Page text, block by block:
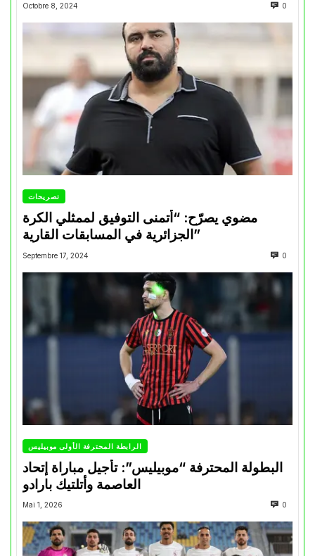
Octobre 8, 2024 0
تصريحات
مضوي يصرّح: “أتمنى التوفيق لممثلي الكرة
الجزائرية في المسابقات القارية”
Septembre 17, 2024 0
الرابطة المحترفة الأولى موبيليس
البطولة المحترفة “موبيليس”: تأجيل مباراة إتحاد
العاصمة وأتلتيك بارادو
Mai 1, 2026 0